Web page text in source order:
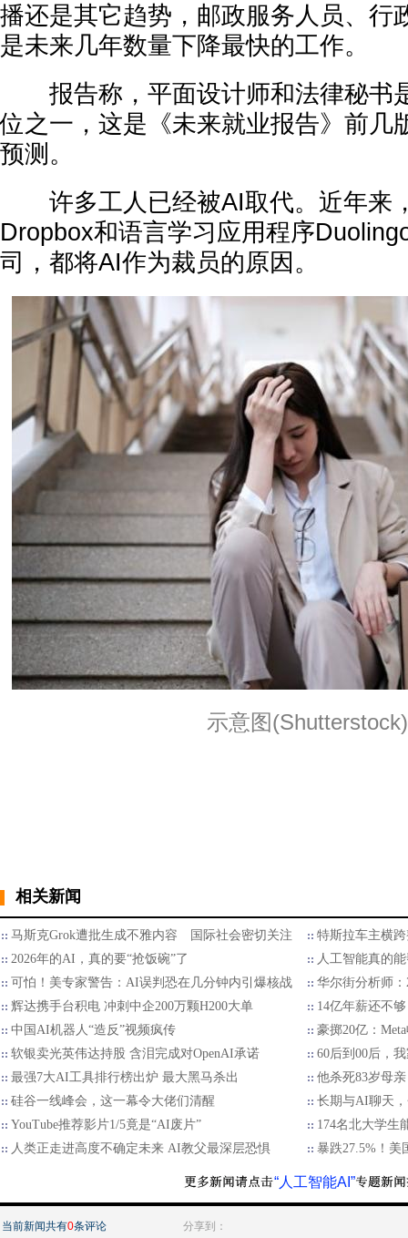
播还是其它趋势，邮政服务人员、行
是未来几年数量下降最快的工作。
报告称，平面设计师和法律秘书
位之一，这是《未来就业报告》前几
预测。
许多工人已经被AI取代。近年来
Dropbox和语言学习应用程序
司，都将AI作为裁员的原因。
示意图(Shutterstock)
相关新闻
马斯克Grok遭批生成不雅内容 国际社会密切关注
特斯拉车主横
2026年的AI，真的要“抢饭碗”了
人工智能真的
可怕！美专家警告：AI误判恐在几分钟内引爆核战
华尔街分析师
辉达携手台积电 冲刺中企200万颗H200大单
14亿年薪还不
中国AI机器人“造反”视频疯传
豪掷20亿：
软银卖光英伟达持股 含泪完成对OpenAI承诺
60后到00后，
最强7大AI工具排行榜出炉 最大黑马杀出
他杀死83岁母
硅谷一线峰会，这一幕令大佬们清醒
长期与AI聊天
YouTube推荐影片1/5竟是“AI废片”
174名北大学生
人类正走进高度不确定未来 AI教父最深层恐惧
暴跌27.5%！美
“人工智能AI”
当前新闻共有0条评论 分享到：